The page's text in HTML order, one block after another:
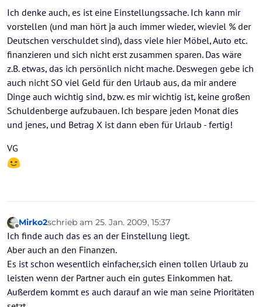
Ich denke auch, es ist eine Einstellungssache. Ich kann mir
vorstellen (und man hört ja auch immer wieder, wieviel % der
Deutschen verschuldet sind), dass viele hier Möbel, Auto etc.
finanzieren und sich nicht erst zusammen sparen. Das wäre
z.B. etwas, das ich persönlich nicht mache. Deswegen gebe ich
auch nicht SO viel Geld für den Urlaub aus, da mir andere
Dinge auch wichtig sind, bzw. es mir wichtig ist, keine großen
Schuldenberge aufzubauen. Ich bespare jeden Monat dies
und jenes, und Betrag X ist dann eben für Urlaub - fertig!
VG
Offline
Mirko2schrieb am 25. Jan. 2009, 15:37
zuletzt editiert von
Ich finde auch das es an der Einstellung liegt.
Aber auch an den Finanzen.
Es ist schon wesentlich einfacher,sich einen tollen Urlaub zu
leisten wenn der Partner auch ein gutes Einkommen hat.
Außerdem kommt es auch darauf an wie man seine Prioritäten